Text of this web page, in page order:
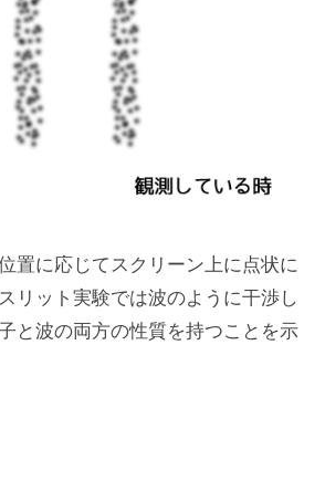
置に応じてスクリーン上に点状に
リット実験では波のように干渉し
と波の両方の性質を持つことを示